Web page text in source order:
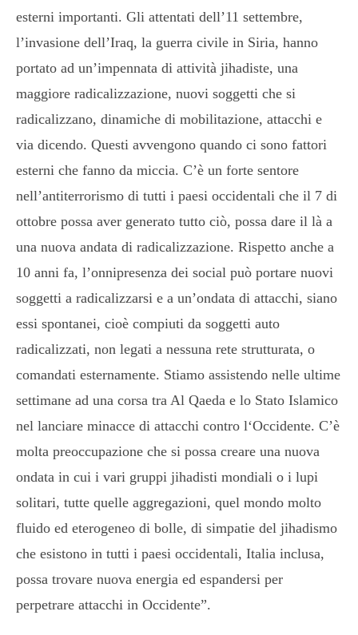
esterni importanti. Gli attentati dell’11 settembre,
l’invasione dell’Iraq, la guerra civile in Siria, hanno
portato ad un’impennata di attività jihadiste, una
maggiore radicalizzazione, nuovi soggetti che si
radicalizzano, dinamiche di mobilitazione, attacchi e
via dicendo. Questi avvengono quando ci sono fattori
esterni che fanno da miccia. C’è un forte sentore
nell’antiterrorismo di tutti i paesi occidentali che il 7 di
ottobre possa aver generato tutto ciò, possa dare il là a
una nuova andata di radicalizzazione. Rispetto anche a
10 anni fa, l’onnipresenza dei social può portare nuovi
soggetti a radicalizzarsi e a un’ondata di attacchi, siano
essi spontanei, cioè compiuti da soggetti auto
radicalizzati, non legati a nessuna rete strutturata, o
comandati esternamente. Stiamo assistendo nelle ultime
settimane ad una corsa tra Al Qaeda e lo Stato Islamico
nel lanciare minacce di attacchi contro l‘Occidente. C’è
molta preoccupazione che si possa creare una nuova
ondata in cui i vari gruppi jihadisti mondiali o i lupi
solitari, tutte quelle aggregazioni, quel mondo molto
fluido ed eterogeneo di bolle, di simpatie del jihadismo
che esistono in tutti i paesi occidentali, Italia inclusa,
possa trovare nuova energia ed espandersi per
perpetrare attacchi in Occidente”.